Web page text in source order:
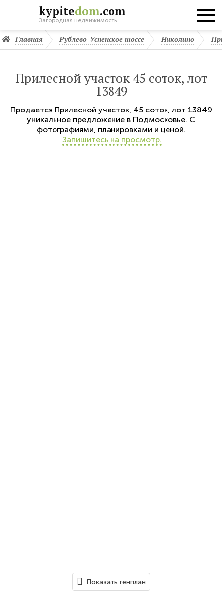
kypitedom.com
Загородная недвижимость
Главная Рублево-Успенское шоссе Николино
Прилесной участок 45 соток, лот
13849
Продается Прилесной участок, 45 соток, лот 13849
уникальное предложение в Подмосковье. С
фотографиями, планировками и ценой.
Запишитесь на просмотр.
Показать генплан